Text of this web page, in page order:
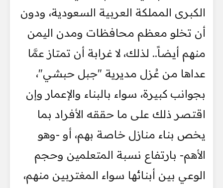
الكبرى المملكة العربية السعودية، ودون
أن تخلو معظم محافظات ومدن اليمن
منهم أيضاً.. لذلك، لا غرابة أن تمتاز عمَّا
عداها من عُزل مديرية "جبل حبشي"،
بجوانب كبيرة، سواء بالبناء والإعمار وإن
اقتصر ذلك على ما حققه الأفراد بما
يخص بناء منازل خاصة بهم، أو -وهو
الأهم- بارتفاع نسبة المتعلمين وحجم
الوعي بين أبنائها سواء المغتربين منهم،